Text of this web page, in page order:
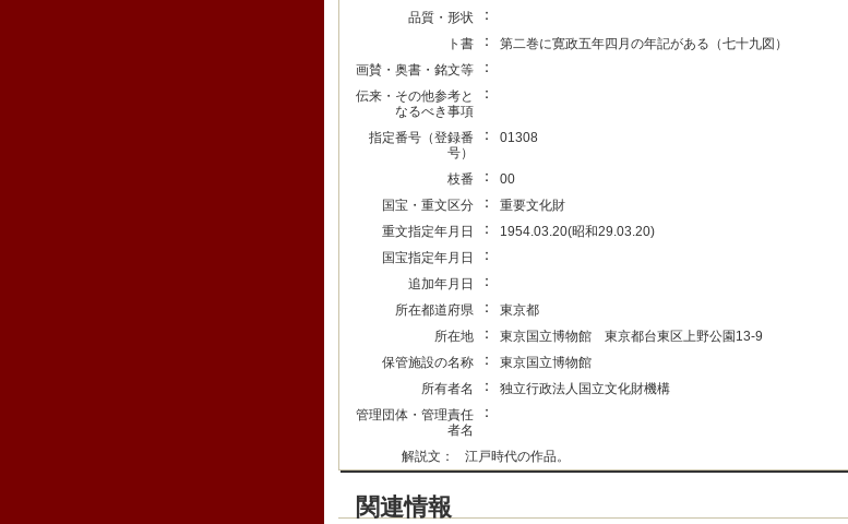
品質・形状 ：
ト書 ：
第二巻に寛政五年四月の年記がある（七十九図）
画賛・奥書・銘文等
：
伝来・その他参考と
なるべき事項
：
指定番号（登録番
号）
： 01308
枝番 ：
00
国宝・重文区分
：
重要文化財
重文指定年月日
：
1954.03.20(昭和29.03.20)
国宝指定年月日
：
追加年月日 ：
所在都道府県 ：
東京都
所在地
：
東京国立博物館 東京都台東区上野公園13-9
保管施設の名称
：
東京国立博物館
所有者名
：
独立行政法人国立文化財機構
管理団体・管理責任
者名
：
解説文： 江戸時代の作品。
関連情報